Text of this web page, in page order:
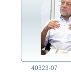
40323-07